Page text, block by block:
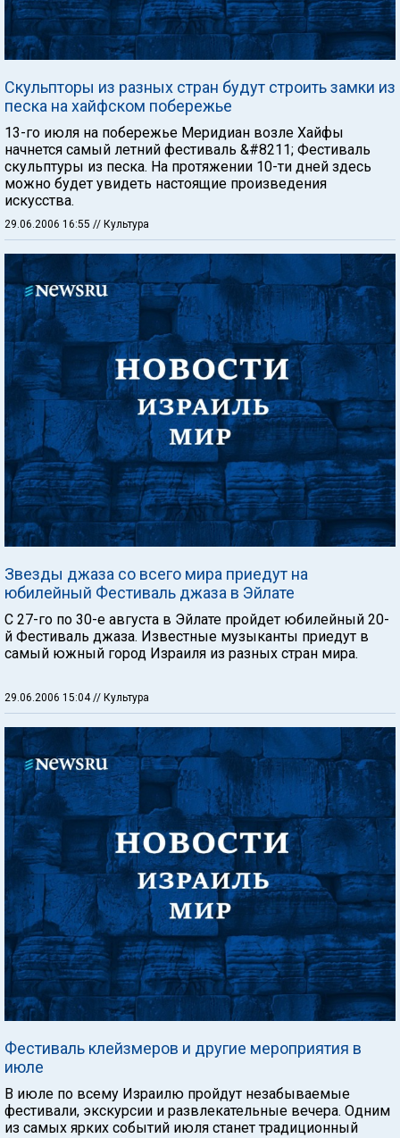
Скульпторы из разных стран будут строить замки из
песка на хайфском побережье
13-го июля на побережье Меридиан возле Хайфы
начнется самый летний фестиваль &#8211; Фестиваль
скульптуры из песка. На протяжении 10-ти дней здесь
можно будет увидеть настоящие произведения
искусства.
29.06.2006 16:55 // Культура
Звезды джаза со всего мира приедут на
юбилейный Фестиваль джаза в Эйлате
С 27-го по 30-е августа в Эйлате пройдет юбилейный 20-
й Фестиваль джаза. Известные музыканты приедут в
самый южный город Израиля из разных стран мира.
29.06.2006 15:04// Культура
Фестиваль клейзмеров и другие мероприятия в
июле
В июле по всему Израилю пройдут незабываемые
фестивали, экскурсии и развлекательные вечера. Одним
из самых ярких событий июля станет традиционный